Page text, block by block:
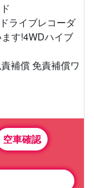
ライブレコーダ
す!4WDハイブ
補償 免責補償ワ
空車確認